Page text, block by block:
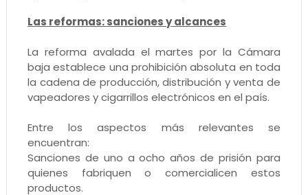
Las reformas: sanciones y alcances
La reforma avalada el martes por la Cámara
baja establece una prohibición absoluta en toda
la cadena de producción, distribución y venta de
vapeadores y cigarrillos electrónicos en el país.
Entre los aspectos más relevantes se
encuentran:
Sanciones de uno a ocho años de prisión para
quienes fabriquen o comercialicen estos
productos.